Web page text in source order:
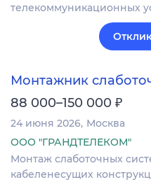
телекоммуникационных
Монтажник
88 000–150 000 ₽
24 июня 2026 Москва
ООО "ГРАНДТЕЛЕКОМ"
Монтаж слаботочных
кабеленесущих